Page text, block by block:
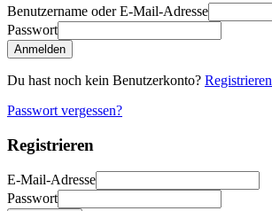
Benutzername oder E-Mail-Adresse
Passwort
Anmelden
Du hast noch kein Benutzerkonto? Registrieren
Passwort vergessen?
Registrieren
E-Mail-Adresse
Passwort